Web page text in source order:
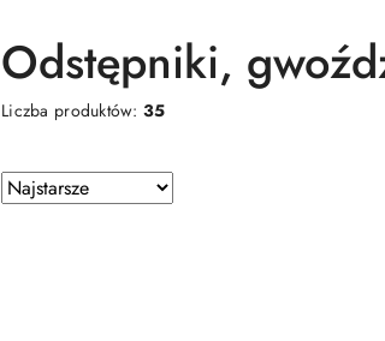
Odstępniki,
Liczba produktów:35
Zastosowano
sortowanie:
Sortuj
według